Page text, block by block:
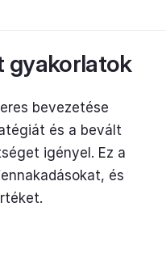
gyakorlatok
bevezetése
és a bevált
igényel. Ez a
és